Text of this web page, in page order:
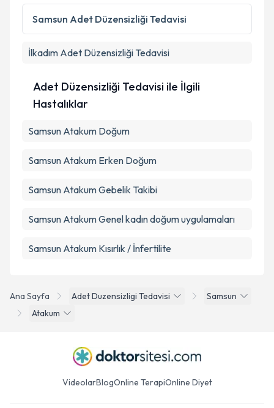
Kişisel verilerimin işlenmesine ilişkin
Metni'ni okudum ve kişisel verilerimin belirtilen
Ana Sayfa Adet Duzensizligi Tedavisi
Samsun
Atakum
Samsun Adet Düzensizliği Tedavisi
İlkadım Adet Düzensizliği Tedavisi
Adet Düzensizliği Tedavisi ile İlgili
Hastalıklar
Samsun Atakum Doğum
Samsun Atakum Erken Doğum
Samsun Atakum Gebelik Takibi
Samsun Atakum Genel kadın doğum uygulamaları
Samsun Atakum Kısırlık / İnfertilite
VideolarBlogOnline TerapiOnline Diyet